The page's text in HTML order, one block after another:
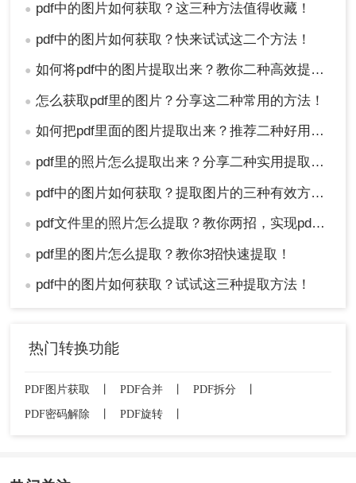
● pdf中的图片如何获取？这三种方法值得收藏！
● pdf中的图片如何获取？快来试试这二个方法！
● 如何将pdf中的图片提取出来？教你二种高效提取方法！
● 怎么获取pdf里的图片？分享这二种常用的方法！
● 如何把pdf里面的图片提取出来？推荐二种好用的方法！
● pdf里的照片怎么提取出来？分享二种实用提取方法！
● pdf中的图片如何获取？提取图片的三种有效方法!！
● pdf文件里的照片怎么提取？教你两招，实现pdf文档翻转自由！
● pdf里的图片怎么提取？教你3招快速提取！
● pdf中的图片如何获取？试试这三种提取方法！
热门转换功能
PDF图片获取 PDF合并 PDF拆分
PDF密码解除
丨 PDF旋转 丨